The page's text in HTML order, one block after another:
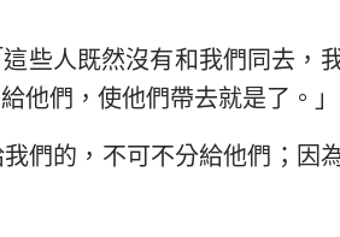
些人既然沒有和我們同去，
他們，使他們帶去就是了。」
們的，不可不分給他們；因